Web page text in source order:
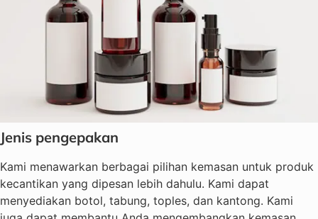
Jenis pengepakan
Kami menawarkan berbagai pilihan kemasan untuk produk
kecantikan yang dipesan lebih dahulu. Kami dapat
menyediakan botol, tabung, toples, dan kantong. Kami